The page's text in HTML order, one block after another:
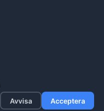
Avvisa Acceptera